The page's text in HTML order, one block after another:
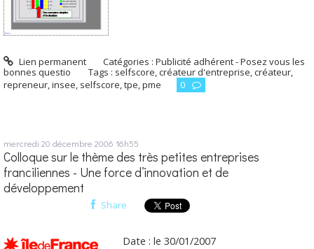
Lien permanent Catégories :Publicité adhérent - Posez vous les
bonnes questio
Tags : selfscore,créateur d'entreprise,créateur,
repreneur,insee, selfscore,tpe,pme 0
mercredi 20 décembre 2006 16h55
Colloque sur le thème des très petites entreprises
franciliennes - Une force d’innovation et de
développement
Share
Date : le 30/01/2007